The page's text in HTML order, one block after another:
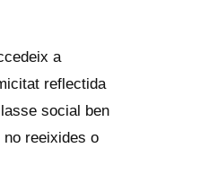
a
reflectida
social ben
reeixides o